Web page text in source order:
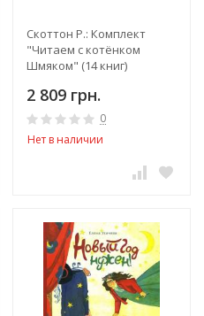
Скоттон Р.: Комплект
"Читаем с котёнком
Шмяком" (14 книг)
2 809 грн.
0
Нет в наличии